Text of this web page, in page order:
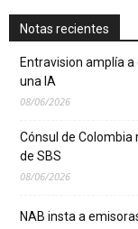
Notas recientes
Entravision amplía
una IA
08/06/2026
Cónsul de Colombia
de SBS
08/06/2026
NAB insta a